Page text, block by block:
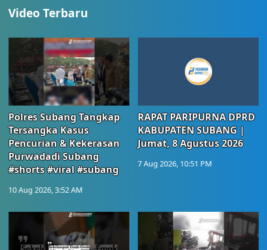
Video Terbaru
Polres Subang Tangkap
Tersangka Kasus
Pencurian & Kekerasan
Purwadadi Subang
#shorts #viral #subang
10 Aug 2026, 3:52 AM
RAPAT PARIPURNA DPRD
KABUPATEN SUBANG |
Jumat, 8 Agustus 2026
7 Aug 2026, 10:51 PM